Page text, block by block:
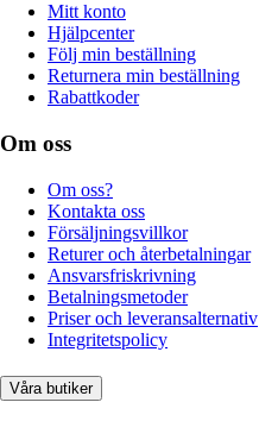
Mitt konto
Hjälpcenter
Följ min beställning
Returnera min beställning
Rabattkoder
Om oss
Om oss?
Kontakta oss
Försäljningsvillkor
Returer och återbetalningar
Ansvarsfriskrivning
Betalningsmetoder
Priser och leveransalternativ
Integritetspolicy
Våra butiker